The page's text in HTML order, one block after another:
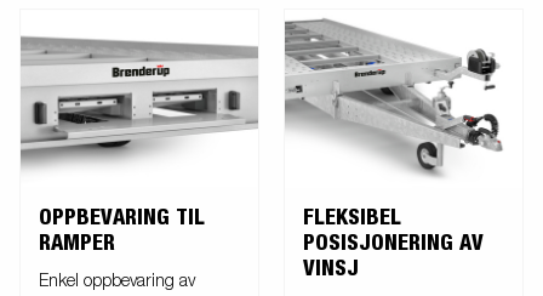
OPPBEVARING TIL
RAMPER
Enkel oppbevaring av
FLEKSIBEL
POSISJONERING AV
VINSJ